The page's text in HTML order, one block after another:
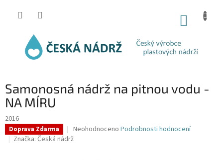
Samonosná nádrž na pitnou vodu -
NA MÍRU
2016
Doprava Zdarma
Průměrné
hodnocení
Neohodnoceno Podrobnosti hodnocení
Značka: Česká nádrž